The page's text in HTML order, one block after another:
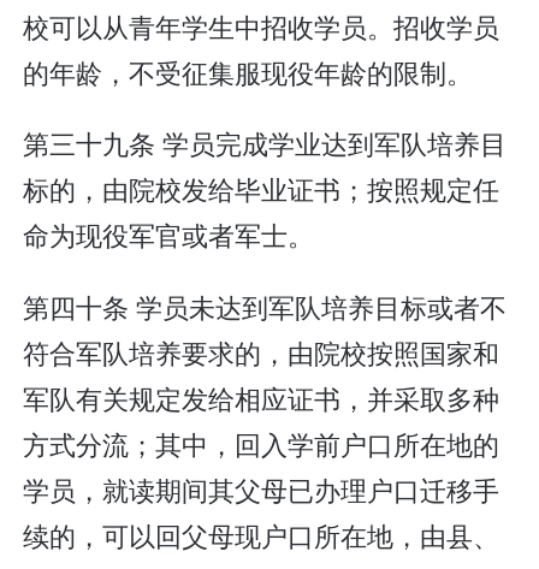
校可以从青年学生中招收学员。招收学员
的年龄，不受征集服现役年龄的限制。
第三十九条 学员完成学业达到军队培养目
标的，由院校发给毕业证书；按照规定任
命为现役军官或者军士。
第四十条 学员未达到军队培养目标或者不
符合军队培养要求的，由院校按照国家和
军队有关规定发给相应证书，并采取多种
方式分流；其中，回入学前户口所在地的
学员，就读期间其父母已办理户口迁移手
续的，可以回父母现户口所在地，由县、